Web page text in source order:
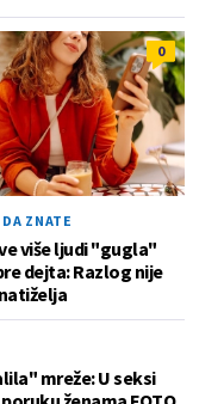
0
ZNATE
više ljudi "gugla"
dejta: Razlog nije
mreže: U seksi